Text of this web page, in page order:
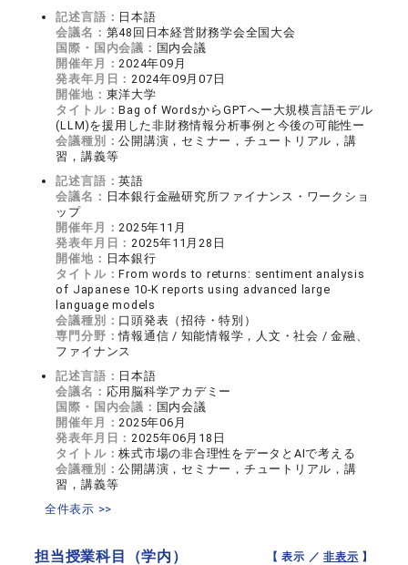
記述言語： 日本語
会議名： 第48回日本経営財務学会全国大会
国際・国内会議： 国内会議
開催年月： 2024年09月
発表年月日： 2024年09月07日
開催地： 東洋大学
タイトル：Bag of WordsからGPTへー大規模言語モデル
(LLM)を援用した非財務情報分析事例と今後の可能性ー
会議種別：公開講演，セミナー，チュートリアル，講
習，講義等
記述言語：英語
会議名： 日本銀行金融研究所ファイナンス・ワークショ
ップ
開催年月： 2025年11月
発表年月日： 2025年11月28日
開催地： 日本銀行
タイトル：From words to returns: sentiment analysis
of Japanese 10-K reports using advanced large
language models
会議種別： 口頭発表（招待・特別）
専門分野：情報通信 / 知能情報学，人文・社会 / 金融、
ファイナンス
記述言語： 日本語
会議名： 応用脳科学アカデミー
国際・国内会議： 国内会議
開催年月： 2025年06月
発表年月日： 2025年06月18日
タイトル：株式市場の非合理性をデータとAIで考える
会議種別：公開講演，セミナー，チュートリアル，講
習，講義等
全件表示 >>
担当授業科目（学内） 【 表示 ／非表示 】